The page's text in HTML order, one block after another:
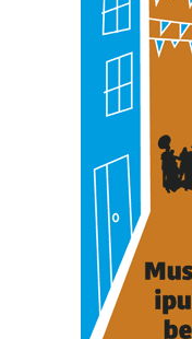
bazkideen zerrenda,
duten interes
Lortu zure datu
buruzko informazio
datuen atalean.
zure baimena
Webgune honek
fitxategiak erabiltzen
zerbitzuak